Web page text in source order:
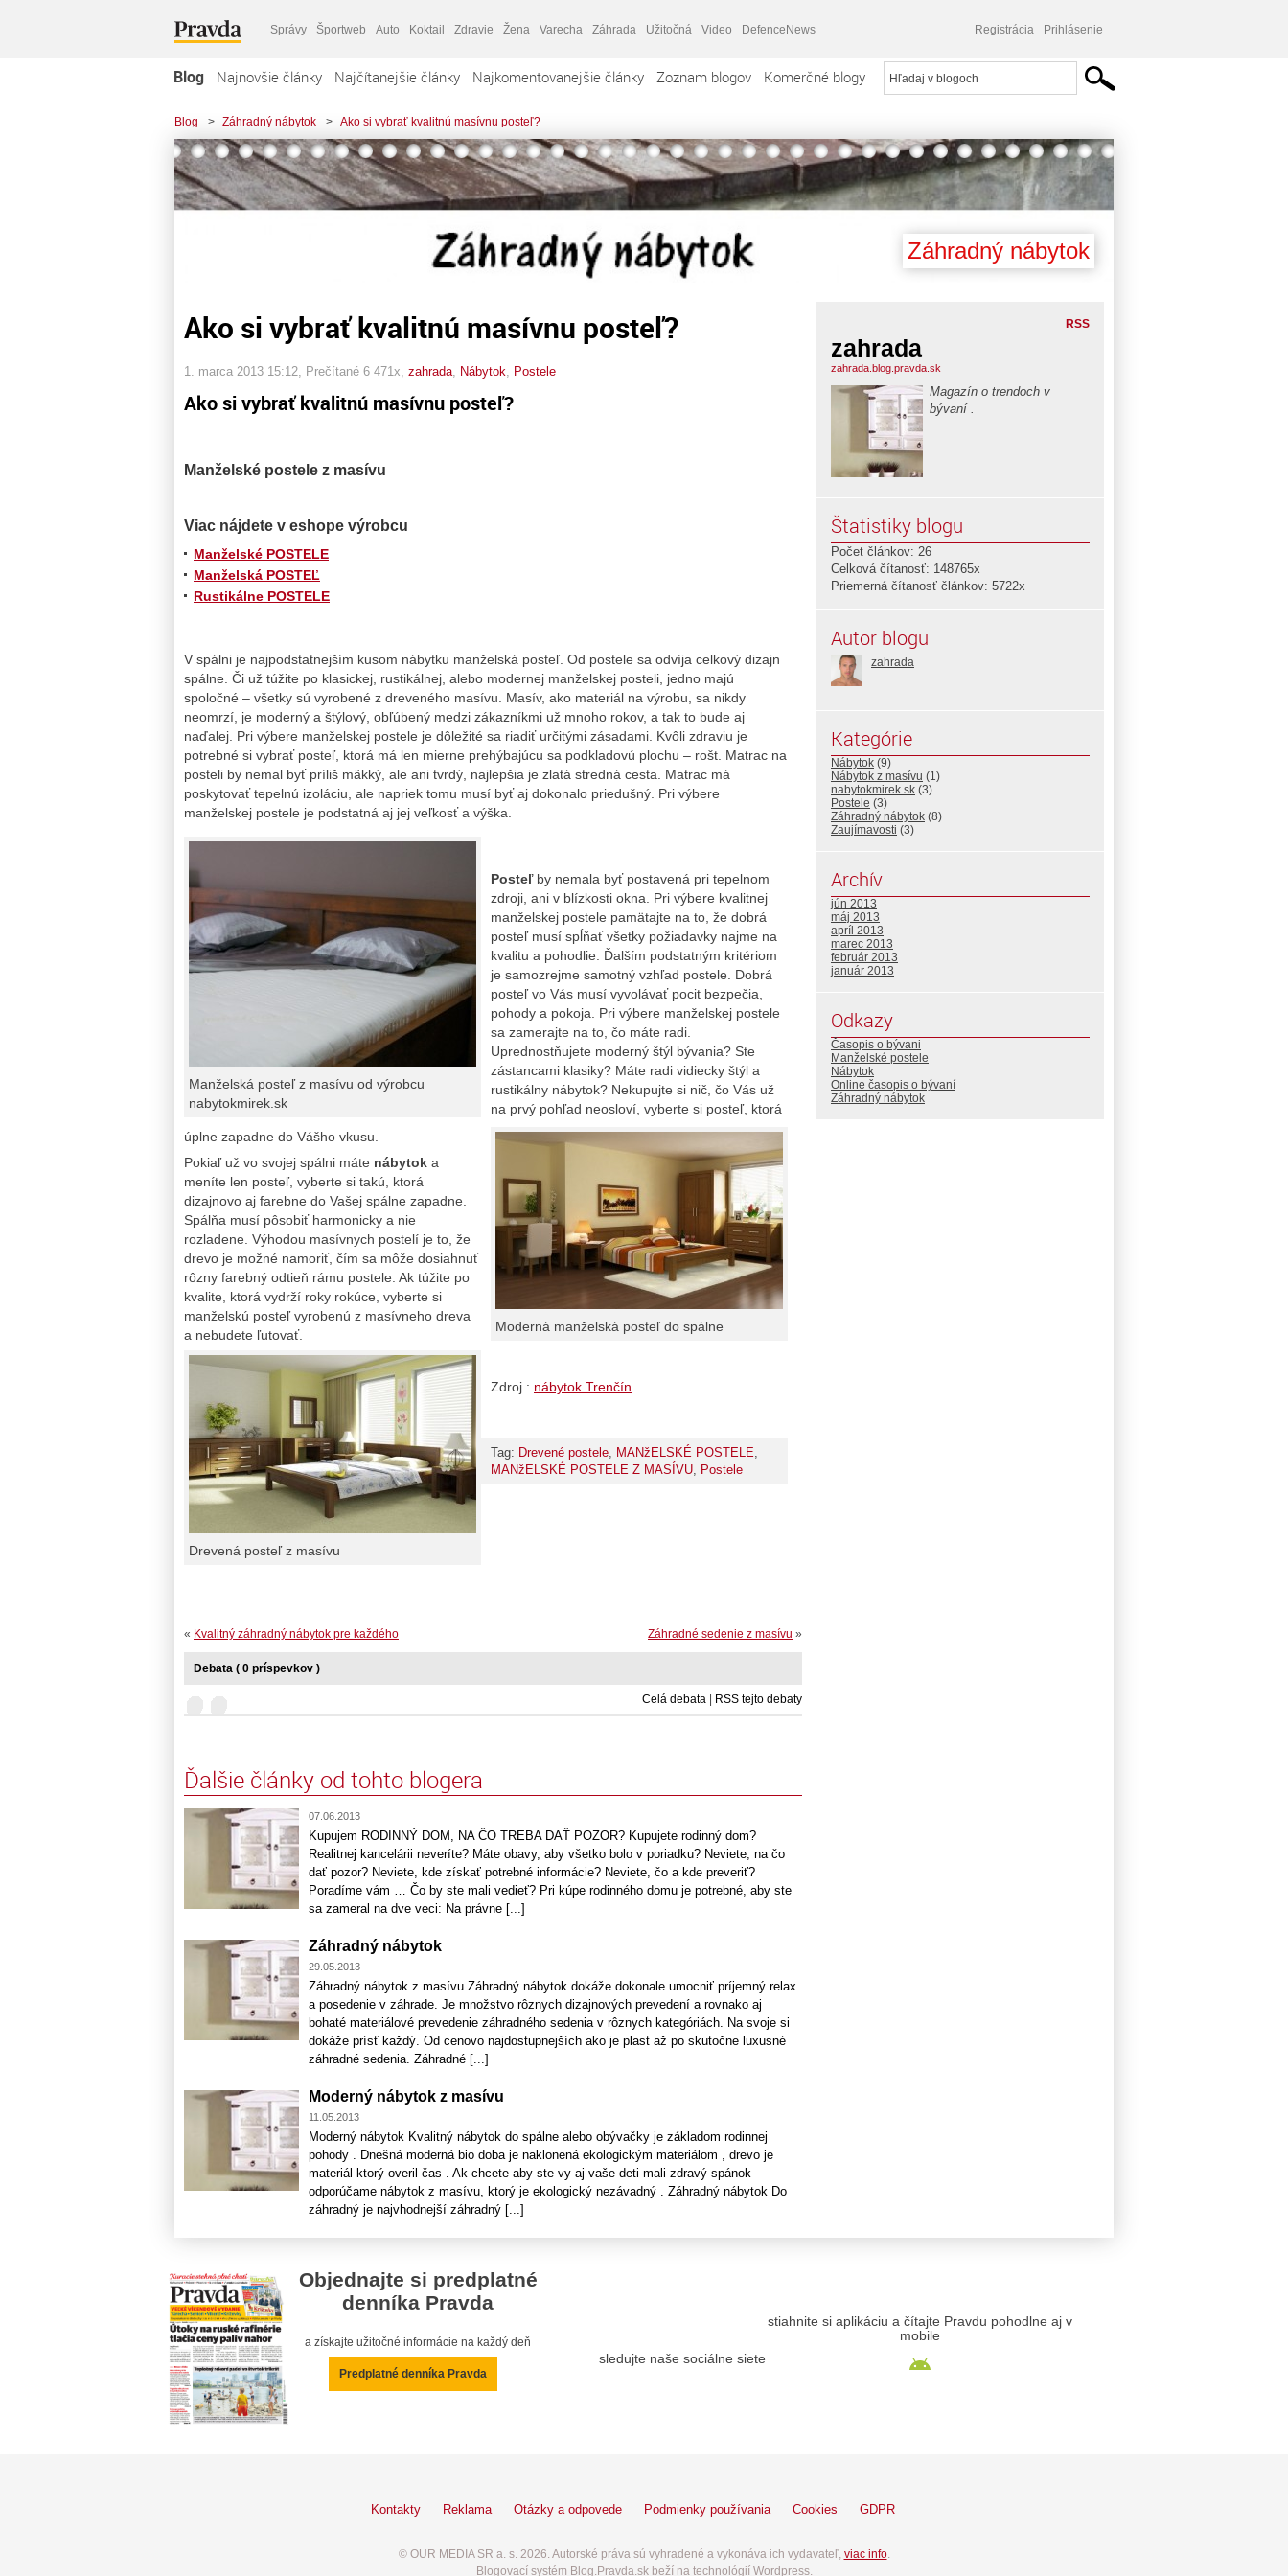
Správy Športweb Auto Koktail Zdravie Žena Varecha Záhrada Užitočná Video DefenceNews Registrácia Prihlásenie
Blog Najnovšie články Najčítanejšie články Najkomentovanejšie články Zoznam blogov Komerčné blogy
Blog > Záhradný nábytok > Ako si vybrať kvalitnú masívnu posteľ?
Záhradný nábytok
Ako si vybrať kvalitnú masívnu posteľ?
1. marca 2013 15:12 , Prečítané 6 471x, zahrada Nábytok Postele
Ako si vybrať kvalitnú masívnu posteľ?
Manželské postele z masívu
Viac nájdete v eshope výrobcu
Manželské POSTELE
Manželská POSTEĽ
Rustikálne POSTELE
V spálni je najpodstatnejším kusom nábytku manželská posteľ. Od postele sa odvíja celkový dizajn
spálne. Či už túžite po klasickej, rustikálnej, alebo modernej manželskej posteli, jedno majú
spoločné – všetky sú vyrobené z dreveného masívu. Masív, ako materiál na výrobu, sa nikdy
neomrzí, je moderný a štýlový, obľúbený medzi zákazníkmi už mnoho rokov, a tak to bude aj
naďalej. Pri výbere manželskej postele je dôležité sa riadiť určitými zásadami. Kvôli zdraviu je
potrebné si vybrať posteľ, ktorá má len mierne prehýbajúcu sa podkladovú plochu – rošt. Matrac na
posteli by nemal byť príliš mäkký, ale ani tvrdý, najlepšia je zlatá stredná cesta. Matrac má
poskytovať tepelnú izoláciu, ale napriek tomu musí byť aj dokonalo priedušný. Pri výbere
manželskej postele je podstatná aj jej veľkosť a výška.
Manželská posteľ z masívu od výrobcu
nabytokmirek.sk
Moderná manželská posteľ do spálne
Posteľ by nemala byť postavená pri tepelnom
zdroji, ani v blízkosti okna. Pri výbere kvalitnej
manželskej postele pamätajte na to, že dobrá
posteľ musí spĺňať všetky požiadavky najme na
kvalitu a pohodlie. Ďalším podstatným kritériom
je samozrejme samotný vzhľad postele. Dobrá
posteľ vo Vás musí vyvolávať pocit bezpečia,
pohody a pokoja. Pri výbere manželskej postele
sa zamerajte na to, čo máte radi.
Uprednostňujete moderný štýl bývania? Ste
zástancami klasiky? Máte radi vidiecky štýl a
rustikálny nábytok? Nekupujte si nič, čo Vás už
na prvý pohľad neosloví, vyberte si posteľ, ktorá
úplne zapadne do Vášho vkusu.
Drevená posteľ z masívu
Pokiaľ už vo svojej spálni máte nábytok a
meníte len posteľ, vyberte si takú, ktorá
dizajnovo aj farebne do Vašej spálne zapadne.
Spálňa musí pôsobiť harmonicky a nie
rozladene. Výhodou masívnych postelí je to, že
drevo je možné namoriť, čím sa môže dosiahnuť
rôzny farebný odtieň rámu postele. Ak túžite po
kvalite, ktorá vydrží roky rokúce, vyberte si
manželskú posteľ vyrobenú z masívneho dreva
a nebudete ľutovať.
Zdroj : nábytok Trenčín
Tag: Drevené postele, MANžELSKÉ POSTELE,
MANžELSKÉ POSTELE Z MASÍVU, Postele
Záhradné sedenie z masívu »
« Kvalitný záhradný nábytok pre každého
Debata ( 0 príspevkov )
Celá debata | RSS tejto debaty
Ďalšie články od tohto blogera
07.06.2013
Kupujem RODINNÝ DOM, NA ČO TREBA DAŤ POZOR? Kupujete rodinný dom?
Realitnej kancelárii neveríte? Máte obavy, aby všetko bolo v poriadku? Neviete, na čo
dať pozor? Neviete, kde získať potrebné informácie? Neviete, čo a kde preveriť?
Poradíme vám … Čo by ste mali vedieť? Pri kúpe rodinného domu je potrebné, aby ste
sa zameral na dve veci: Na právne [...]
Záhradný nábytok
29.05.2013
Záhradný nábytok z masívu Záhradný nábytok dokáže dokonale umocniť príjemný relax
a posedenie v záhrade. Je množstvo rôznych dizajnových prevedení a rovnako aj
bohaté materiálové prevedenie záhradného sedenia v rôznych kategóriách. Na svoje si
dokáže prísť každý. Od cenovo najdostupnejších ako je plast až po skutočne luxusné
záhradné sedenia. Záhradné [...]
Moderný nábytok z masívu
11.05.2013
Moderný nábytok Kvalitný nábytok do spálne alebo obývačky je základom rodinnej
pohody . Dnešná moderná bio doba je naklonená ekologickým materiálom , drevo je
materiál ktorý overil čas . Ak chcete aby ste vy aj vaše deti mali zdravý spánok
odporúčame nábytok z masívu, ktorý je ekologický nezávadný . Záhradný nábytok Do
záhradný je najvhodnejší záhradný [...]
RSS
zahrada
zahrada.blog.pravda.sk
Magazín o trendoch v
bývaní .
Štatistiky blogu
Počet článkov: 26
Celková čítanosť: 148765x
Priemerná čítanosť článkov: 5722x
Autor blogu
zahrada
Kategórie
Nábytok (9)
Nábytok z masívu (1)
nabytokmirek.sk (3)
Postele (3)
Záhradný nábytok (8)
Zaujímavosti (3)
Archív
jún 2013
máj 2013
apríl 2013
marec 2013
február 2013
január 2013
Odkazy
Časopis o bývani
Manželské postele
Nábytok
Online časopis o bývaní
Záhradný nábytok
Objednajte si predplatné
denníka Pravda
a získajte užitočné informácie na každý deň
Predplatné denníka Pravda
sledujte naše sociálne siete
stiahnite si aplikáciu a čítajte Pravdu pohodlne aj v
mobile
Kontakty Reklama Otázky a odpovede Podmienky používania Cookies GDPR
© OUR MEDIA SR a. s. 2026. Autorské práva sú vyhradené a vykonáva ich vydavateľ, viac info.
Blogovací systém Blog.Pravda.sk beží na technológií Wordpress.